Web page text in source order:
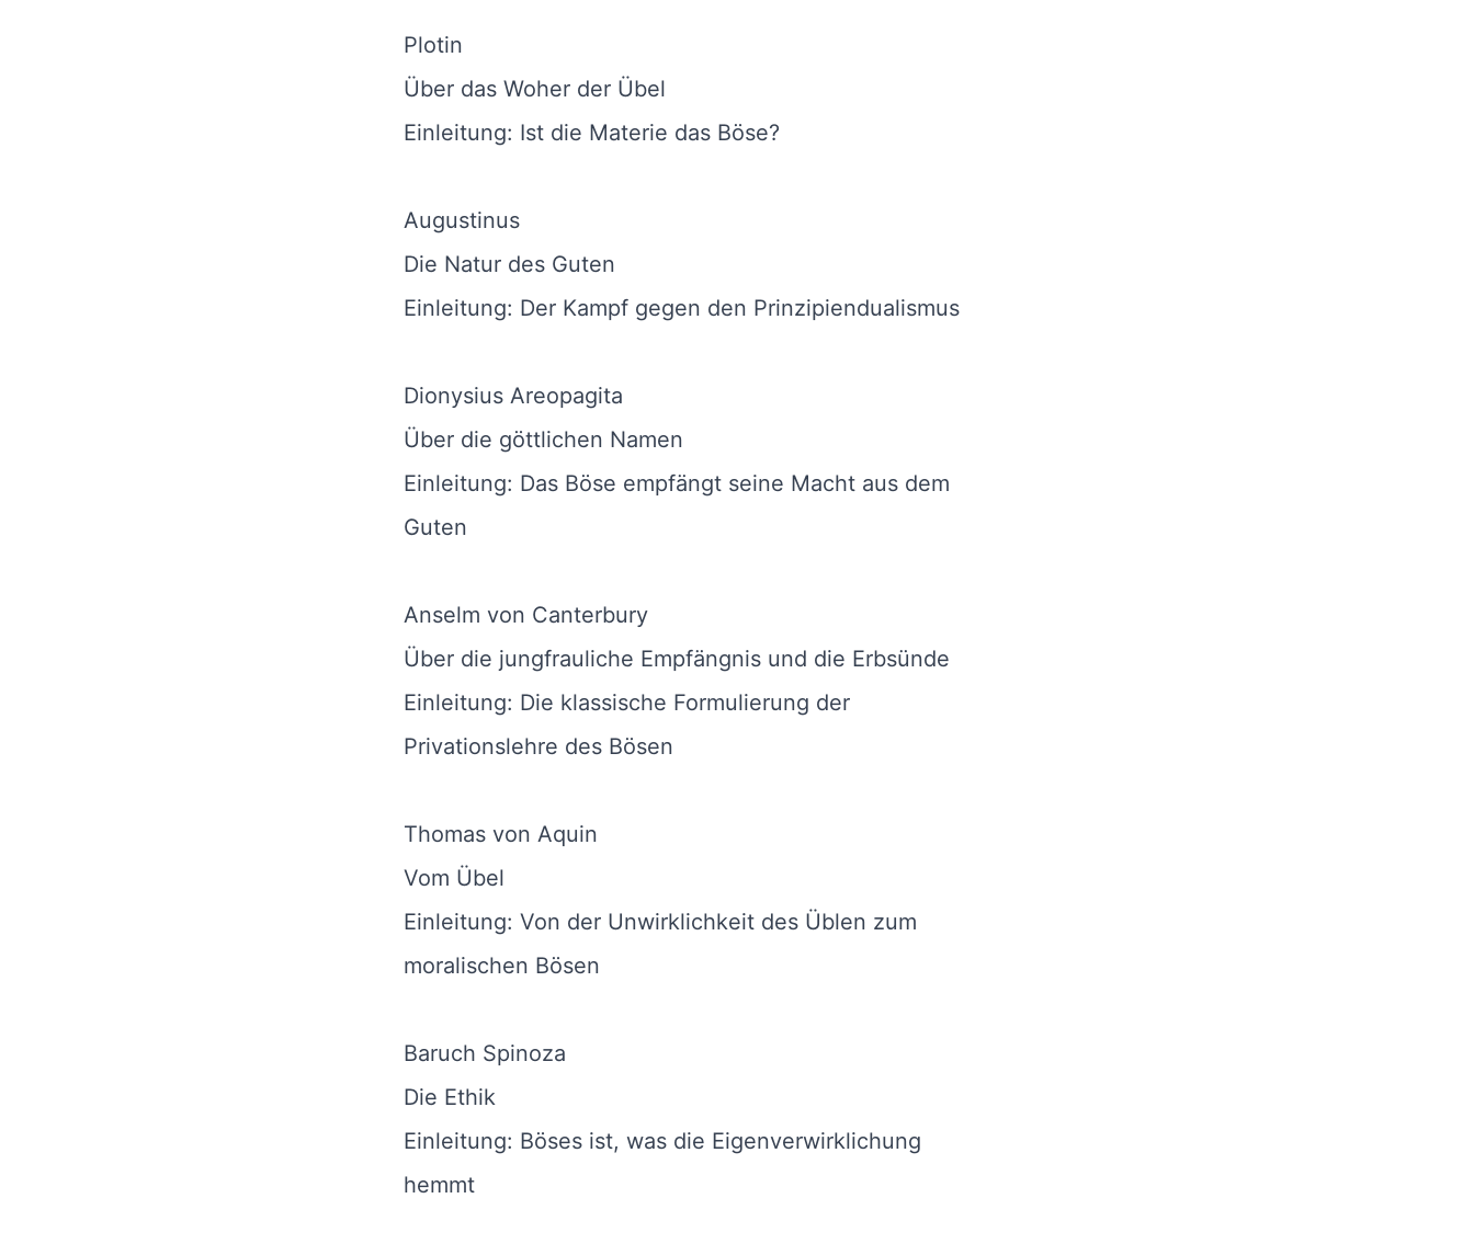
Plotin
Über das Woher der Übel
Einleitung: Ist die Materie das Böse?
Augustinus
Die Natur des Guten
Einleitung: Der Kampf gegen den Prinzipiendualismus
Dionysius Areopagita
Über die göttlichen Namen
Einleitung: Das Böse empfängt seine Macht aus dem
Guten
Anselm von Canterbury
Über die jungfrauliche Empfängnis und die Erbsünde
Einleitung: Die klassische Formulierung der
Privationslehre des Bösen
Thomas von Aquin
Vom Übel
Einleitung: Von der Unwirklichkeit des Üblen zum
moralischen Bösen
Baruch Spinoza
Die Ethik
Einleitung: Böses ist, was die Eigenverwirklichung
hemmt